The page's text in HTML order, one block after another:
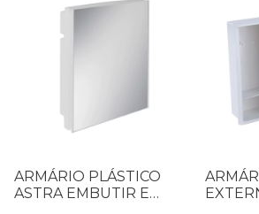
ARMÁRIO PLÁSTICO
ASTRA EMBUTIR E